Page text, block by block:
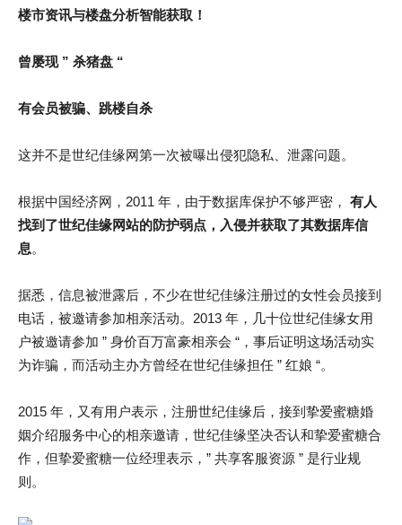
楼市资讯与楼盘分析智能获取！
曾屡现 ” 杀猪盘 “
有会员被骗、跳楼自杀
这并不是世纪佳缘网第一次被曝出侵犯隐私、泄露问题。
根据中国经济网，2011 年，由于数据库保护不够严密， 有人
找到了世纪佳缘网站的防护弱点，入侵并获取了其数据库信
息。
据悉，信息被泄露后，不少在世纪佳缘注册过的女性会员接到
电话，被邀请参加相亲活动。2013 年，几十位世纪佳缘女用
户被邀请参加 ” 身价百万富豪相亲会 “，事后证明这场活动实
为诈骗，而活动主办方曾经在世纪佳缘担任 ” 红娘 “。
2015 年，又有用户表示，注册世纪佳缘后，接到挚爱蜜糖婚
姻介绍服务中心的相亲邀请，世纪佳缘坚决否认和挚爱蜜糖合
作，但挚爱蜜糖一位经理表示，” 共享客服资源 ” 是行业规
则。